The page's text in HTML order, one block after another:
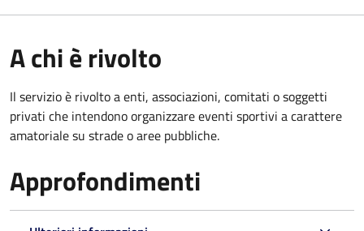
A chi è rivolto
Il servizio è rivolto a enti, associazioni, comitati o soggetti
privati che intendono organizzare eventi sportivi a carattere
amatoriale su strade o aree pubbliche.
Approfondimenti